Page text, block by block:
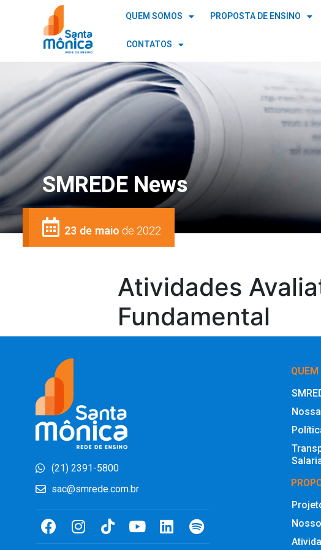
QUEM SOMOS PROPOSTA DE ENSINO
CONTATOS
SMREDE News
23 de maiode 2022
Atividades
Fundamental
(21) 2391-5800
sac@smrede.com.br